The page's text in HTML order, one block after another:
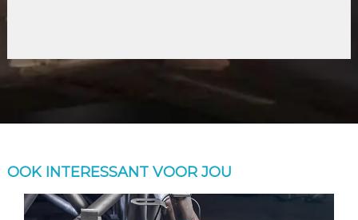
OOK INTERESSANT VOOR JOU